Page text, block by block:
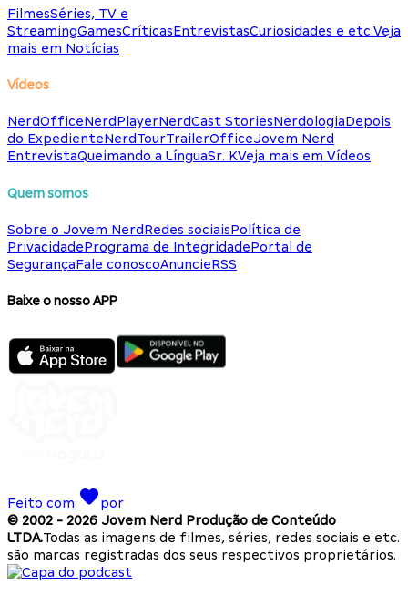
FilmesSéries, TV e
StreamingGamesCríticasEntrevistasCuriosidades e etc.Veja
mais em Notícias
Vídeos
NerdOfficeNerdPlayerNerdCast StoriesNerdologiaDepois
do ExpedienteNerdTourTrailerOfficeJovem Nerd
EntrevistaQueimando a LínguaSr. KVeja mais em Vídeos
Quem somos
Sobre o Jovem NerdRedes sociaisPolítica de
PrivacidadePrograma de IntegridadePortal de
SegurançaFale conoscoAnuncieRSS
Baixe o nosso APP
Feito com
por
© 2002 - 2026 Jovem Nerd Produção de Conteúdo
LTDA.Todas as imagens de filmes, séries, redes sociais e etc.
são marcas registradas dos seus respectivos proprietários.